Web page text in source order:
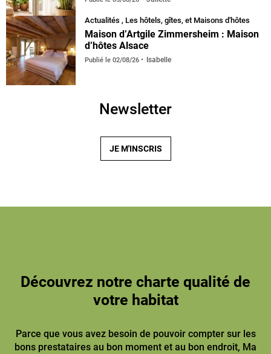
Actualités , Les hôtels, gîtes, et Maisons d'hôtes
Maison d’Artgile Zimmersheim : Maison
d’hôtes Alsace
Publié le 02/08/26 Isabelle
Newsletter
JE M'INSCRIS
Découvrez notre charte qualité de
votre habitat
Parce que vous avez besoin de pouvoir compter sur les
bons prestataires au bon moment et au bon endroit, Ma